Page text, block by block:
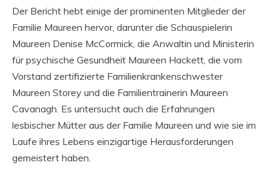
Der Bericht hebt einige der prominenten Mitglieder der
Familie Maureen hervor, darunter die Schauspielerin
Maureen Denise McCormick, die Anwaltin und Ministerin
für psychische Gesundheit Maureen Hackett, die vom
Vorstand zertifizierte Familienkrankenschwester
Maureen Storey und die Familientrainerin Maureen
Cavanagh. Es untersucht auch die Erfahrungen
lesbischer Mütter aus der Familie Maureen und wie sie im
Laufe ihres Lebens einzigartige Herausforderungen
gemeistert haben.